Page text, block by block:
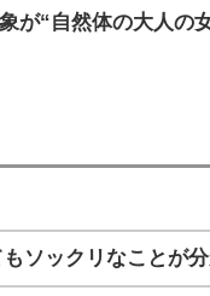
が“自然体の大人の
もソックリなことが分